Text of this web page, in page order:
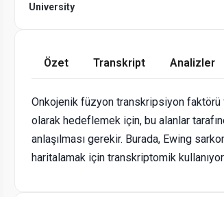
University
Özet Transkript Analizler
Onkojenik füzyon transkripsiyon
olarak hedeflemek için, bu alanlar
anlaşılması gerekir. Burada, Ewing
haritalamak için transkriptomik